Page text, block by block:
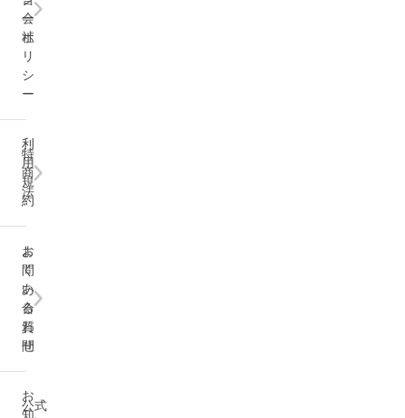
会
社
ー
ポ
リ
シ
ー
利
用
規
約
特
商
法
よ
く
あ
る
質
問
お
問
い
合
わ
せ
お
知
公式